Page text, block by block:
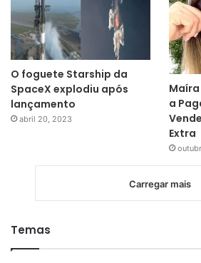
O foguete Starship da
SpaceX explodiu após
lançamento
abril 20, 2023
a
Extra
Carregar mais
Temas